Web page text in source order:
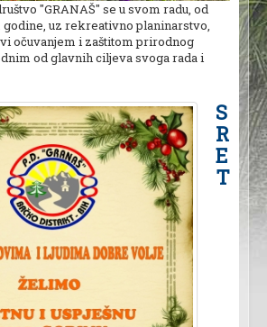
''GRANAŠ'' se u svom radu, od
godine, uz rekreativno planinarstvo,
očuvanjem i zaštitom prirodnog
od glavnih ciljeva svoga rada i
S
R
E
T